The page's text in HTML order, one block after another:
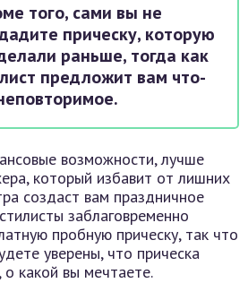
того, сами вы не
прическу, которую
раньше, тогда как
предложит вам что-
возможности, лучше
который избавит от лишних
создаст вам праздничное
заблаговременно
пробную прическу, так что
уверены, что прическа
какой вы мечтаете.